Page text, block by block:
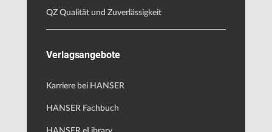
QZ Qualität und Zuverlässigkeit
Verlagsangebote
Karriere bei HANSER
HANSER Fachbuch